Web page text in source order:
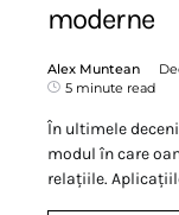
moderne
Alex Muntean
5 minute read
În ultimele
modul în care
relațiile.